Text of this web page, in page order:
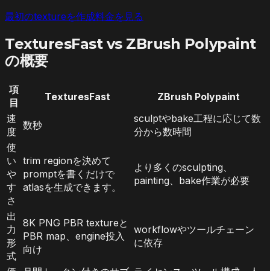
最初のtextureを作成料金を見る
TexturesFast vs ZBrush Polypaint
の概要
項
目
TexturesFast
ZBrush Polypaint
速
度
数秒
sculptやbake工程に応じて数
分から数時間
使
い
や
す
さ
trim regionを決めて
promptを書くだけで
atlasを生成できます。
より多くのsculpting、
painting、bake作業が必要
出
力
形
式
8K PNG PBR textureと
PBR map、engine投入
向け
workflowやツールチェーン
に依存